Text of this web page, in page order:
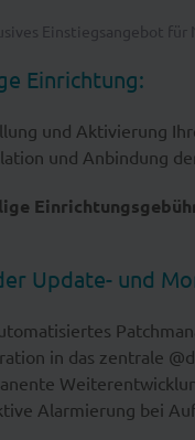
Einstiegsangebot für
Einrichtung:
und Aktivierung
und Anbindung
Update- und
in das zentrale
Alarmierung bei